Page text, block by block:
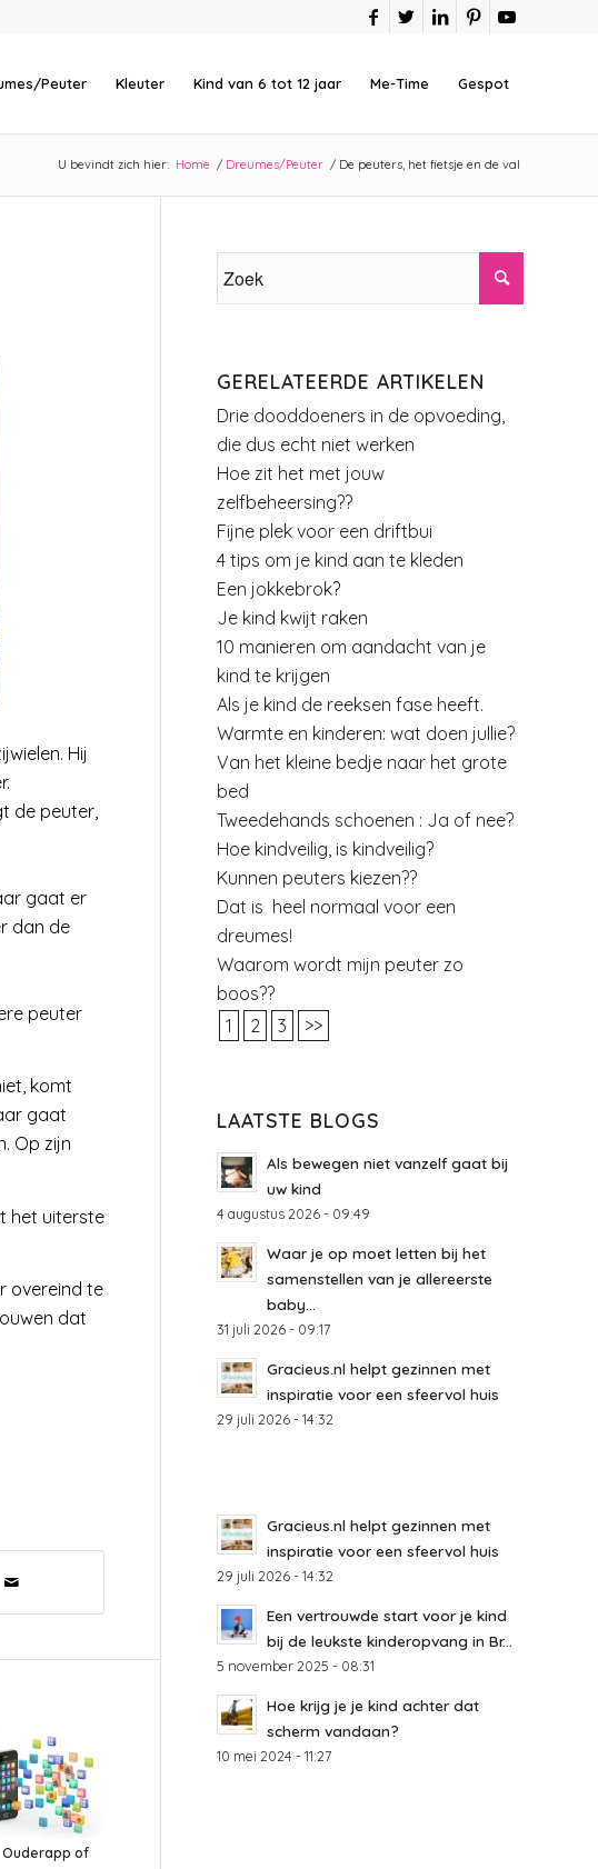
Peuter Kleuter Kind van 6 tot 12 jaar Me-Time Gespot
U bevindt zich hier: Home / Dreumes/Peuter / De peuters, het fietsje en de val
Hij
de peuter,
gaat er
dan de
peuter
komt
gaat
Op zijn
het uiterste
overeind te
dat
Ouderapp of
GERELATEERDE ARTIKELEN
Drie dooddoeners in de opvoeding,
die dus echt niet werken
Hoe zit het met jouw
zelfbeheersing??
Fijne plek voor een driftbui
4 tips om je kind aan te kleden
Een jokkebrok?
Je kind kwijt raken
10 manieren om aandacht van je
kind te krijgen
Als je kind de reeksen fase heeft.
Warmte en kinderen: wat doen jullie?
Van het kleine bedje naar het grote
bed
Tweedehands schoenen : Ja of nee?
Hoe kindveilig, is kindveilig?
Kunnen peuters kiezen??
Dat is heel normaal voor een
dreumes!
Waarom wordt mijn peuter zo
boos??
1
2 3 >>
LAATSTE BLOGS
Als bewegen niet vanzelf gaat bij
uw kind
4 augustus 2026 - 09:49
Waar je op moet letten bij het
samenstellen van je allereerste
baby...
31 juli 2026 - 09:17
Gracieus.nl helpt gezinnen met
inspiratie voor een sfeervol huis
29 juli 2026 - 14:32
Gracieus.nl helpt gezinnen met
inspiratie voor een sfeervol huis
29 juli 2026 - 14:32
Een vertrouwde start voor je kind
bij de leukste kinderopvang in Br...
5 november 2025 - 08:31
Hoe krijg je je kind achter dat
scherm vandaan?
10 mei 2024 - 11:27